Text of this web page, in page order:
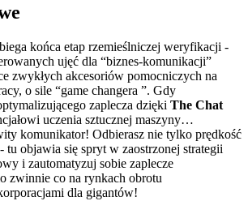
końca etap rzemieślniczej weryfikacji -
ujęć dla “biznes-komunikacji”
zwykłych akcesoriów pomocniczych na
o sile “game changera ”. Gdy
zaplecza dzięki The Chat
uczenia sztucznej maszyny…
komunikator! Odbierasz nie tylko prędkość
tu objawia się spryt w zaostrzonej strategii
i zautomatyzuj sobie zaplecze
zwinnie co na rynkach obrotu
dla gigantów!